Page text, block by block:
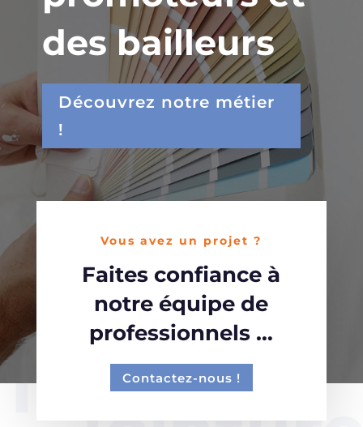
des bailleurs
Découvrez notre métier
!
Vous avez un projet ?
Faites confiance à
notre équipe de
professionnels …
Contactez-nous !